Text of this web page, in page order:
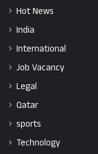
Hot News
India
International
Job Vacancy
Legal
Qatar
sports
Technology